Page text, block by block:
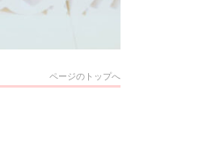
ページのトップへ